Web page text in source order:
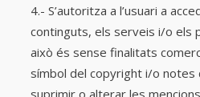
4.- S’autoritza a l’usuari a
continguts, els serveis i/o els
això és sense finalitats
símbol del copyright i/o notes
suprimir o alterar les